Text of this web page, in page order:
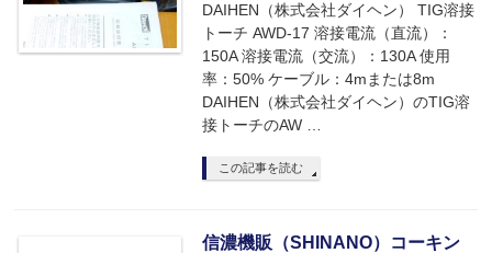
DAIHEN（株式会社ダイヘン） TIG溶接
トーチ AWD-17 溶接電流（直流）：
150A 溶接電流（交流）：130A 使用
率：50% ケーブル：4mまたは8m
DAIHEN（株式会社ダイヘン）のTIG溶
接トーチのAW …
この記事を読む
信濃機販（SHINANO）コーキン